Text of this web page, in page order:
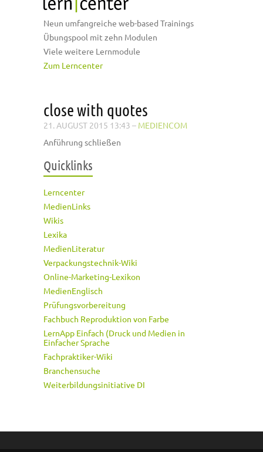
Neun umfangreiche web-based Trainings
Übungspool mit zehn Modulen
Viele weitere Lernmodule
Zum Lerncenter
close with quotes
21. AUGUST 2015 13:43 – MEDIENCOM
Anführung schließen
Quicklinks
Lerncenter
MedienLinks
Wikis
Lexika
MedienLiteratur
Verpackungstechnik-Wiki
Online-Marketing-Lexikon
MedienEnglisch
Prüfungsvorbereitung
Fachbuch Reproduktion von Farbe
LernApp Einfach (Druck und Medien in
Einfacher Sprache
Fachpraktiker-Wiki
Branchensuche
Weiterbildungsinitiative DI